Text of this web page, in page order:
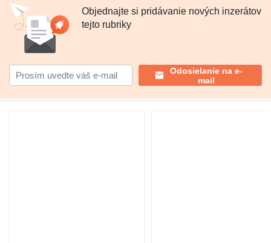
Objednajte si pridávanie nových inzerátov
tejto rubriky
Odosielanie na e-
mail